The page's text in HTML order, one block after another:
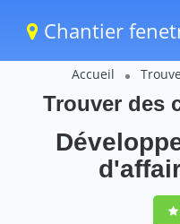
Chantier
Accueil
Trouver des